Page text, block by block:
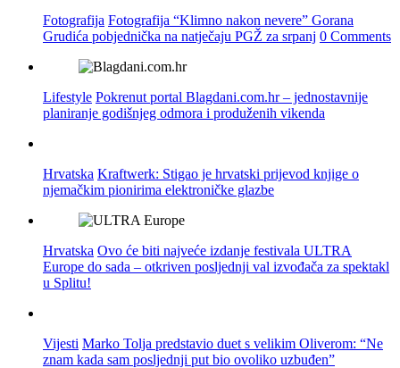
Fotografija Fotografija “Klimno nakon nevere” Gorana
Grudića pobjednička na natječaju PGŽ za srpanj 0 Comments
Lifestyle Pokrenut portal Blagdani.com.hr – jednostavnije
planiranje godišnjeg odmora i produženih vikenda
Hrvatska Kraftwerk: Stigao je hrvatski prijevod knjige o
njemačkim pionirima elektroničke glazbe
Hrvatska Ovo će biti najveće izdanje festivala ULTRA
Europe do sada – otkriven posljednji val izvođača za spektakl
u Splitu!
Vijesti Marko Tolja predstavio duet s velikim Oliverom: “Ne
znam kada sam posljednji put bio ovoliko uzbuđen”